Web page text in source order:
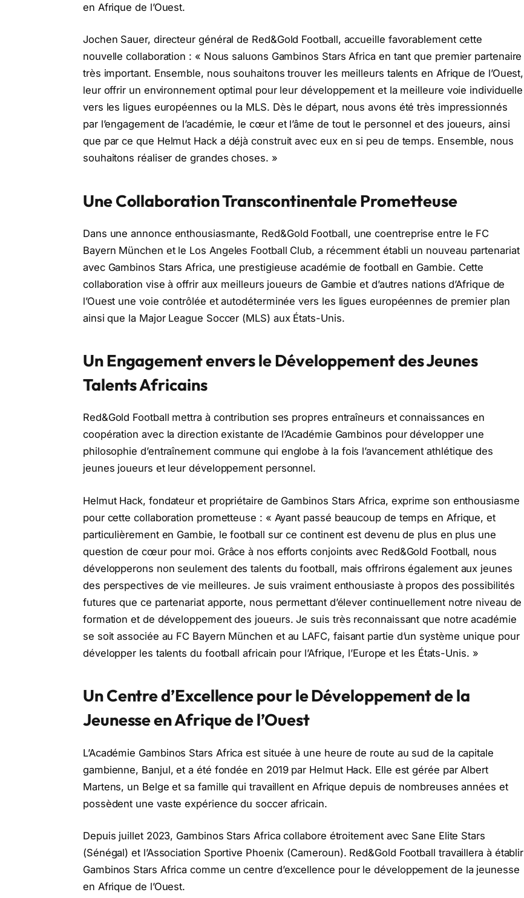
en Afrique de l’Ouest.
Jochen Sauer, directeur général de Red&Gold Football, accueille favorablement cette
nouvelle collaboration : « Nous saluons Gambinos Stars Africa en tant que premier partenaire
très important. Ensemble, nous souhaitons trouver les meilleurs talents en Afrique de l’Ouest,
leur offrir un environnement optimal pour leur développement et la meilleure voie individuelle
vers les ligues européennes ou la MLS. Dès le départ, nous avons été très impressionnés
par l’engagement de l’académie, le cœur et l’âme de tout le personnel et des joueurs, ainsi
que par ce que Helmut Hack a déjà construit avec eux en si peu de temps. Ensemble, nous
souhaitons réaliser de grandes choses. »
Une Collaboration Transcontinentale Prometteuse
Dans une annonce enthousiasmante, Red&Gold Football, une coentreprise entre le FC
Bayern München et le Los Angeles Football Club, a récemment établi un nouveau partenariat
avec Gambinos Stars Africa, une prestigieuse académie de football en Gambie. Cette
collaboration vise à offrir aux meilleurs joueurs de Gambie et d’autres nations d’Afrique de
l’Ouest une voie contrôlée et autodéterminée vers les ligues européennes de premier plan
ainsi que la Major League Soccer (MLS) aux États-Unis.
Un Engagement envers le Développement des Jeunes
Talents Africains
Red&Gold Football mettra à contribution ses propres entraîneurs et connaissances en
coopération avec la direction existante de l’Académie Gambinos pour développer une
philosophie d’entraînement commune qui englobe à la fois l’avancement athlétique des
jeunes joueurs et leur développement personnel.
Helmut Hack, fondateur et propriétaire de Gambinos Stars Africa, exprime son enthousiasme
pour cette collaboration prometteuse : « Ayant passé beaucoup de temps en Afrique, et
particulièrement en Gambie, le football sur ce continent est devenu de plus en plus une
question de cœur pour moi. Grâce à nos efforts conjoints avec Red&Gold Football, nous
développerons non seulement des talents du football, mais offrirons également aux jeunes
des perspectives de vie meilleures. Je suis vraiment enthousiaste à propos des possibilités
futures que ce partenariat apporte, nous permettant d’élever continuellement notre niveau de
formation et de développement des joueurs. Je suis très reconnaissant que notre académie
se soit associée au FC Bayern München et au LAFC, faisant partie d’un système unique pour
développer les talents du football africain pour l’Afrique, l’Europe et les États-Unis. »
Un Centre d’Excellence pour le Développement de la
Jeunesse en Afrique de l’Ouest
L’Académie Gambinos Stars Africa est située à une heure de route au sud de la capitale
gambienne, Banjul, et a été fondée en 2019 par Helmut Hack. Elle est gérée par Albert
Martens, un Belge et sa famille qui travaillent en Afrique depuis de nombreuses années et
possèdent une vaste expérience du soccer africain.
Depuis juillet 2023, Gambinos Stars Africa collabore étroitement avec Sane Elite Stars
(Sénégal) et l’Association Sportive Phoenix (Cameroun). Red&Gold Football travaillera à établir
Gambinos Stars Africa comme un centre d’excellence pour le développement de la jeunesse
en Afrique de l’Ouest.